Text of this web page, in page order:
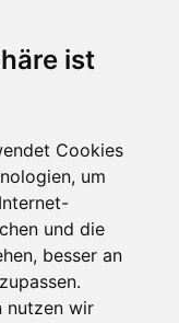
ist
Cookies
um
und die
besser an
nutzen wir
10
reba.de